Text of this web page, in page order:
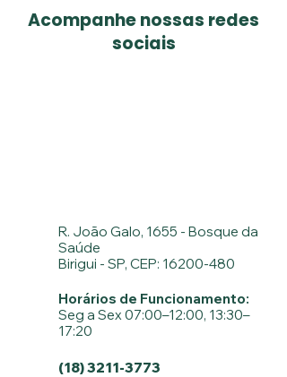
Acompanhe nossas redes
sociais
R. João Galo, 1655 - Bosque da
Saúde
Birigui - SP, CEP: 16200-480
Horários de Funcionamento:
Seg a Sex 07:00–12:00, 13:30–
17:20
(18) 3211-3773